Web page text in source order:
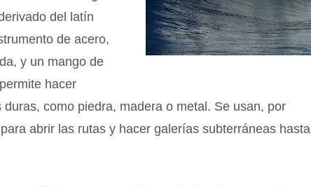
del latín
de acero,
y un mango de
hacer
como piedra, madera o metal. Se usan, por
abrir las rutas y hacer galerías subterráneas hasta